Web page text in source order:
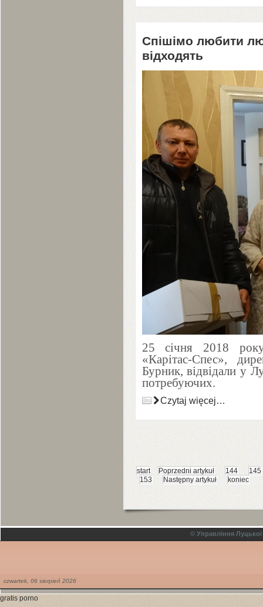
Спішімо любити
відходять
25 січня 2018
«Карітас-Спес»,
Бурник, відвідали у
потребуючих.
Czytaj więcej…
start Poprzedni artykuł 144
145
153
Następny artykuł koniec
© Управління Луцької
czwartek, 06 sierpień 2026
gratis porno